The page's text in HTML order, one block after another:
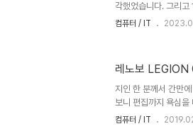
각했었습니다. 그리
생각 보다는 '출시 초
리즈는 미친듯한 가격
다. 그러다 지난주에
컴퓨터 / IT
레노보
지인 한 분께서 간만
보니 편집까지 욕심을
했으나 7700K가 들어
컴퓨터 / IT